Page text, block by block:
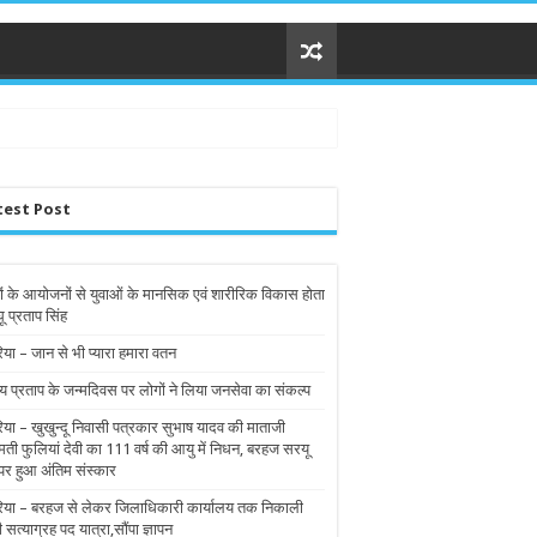
Post
के आयोजनों से युवाओं के मानसिक एवं शारीरिक विकास होता
प्रताप सिंह
– जान से भी प्यारा हमारा वतन
प्रताप के जन्मदिवस पर लोगों ने लिया जनसेवा का संकल्प
– खुखुन्दू निवासी पत्रकार सुभाष यादव की माताजी
फुलियां देवी का 111 वर्ष की आयु में निधन, बरहज सरयू
हुआ अंतिम संस्कार
– बरहज से लेकर जिलाधिकारी कार्यालय तक निकाली
सत्याग्रह पद यात्रा,सौंपा ज्ञापन